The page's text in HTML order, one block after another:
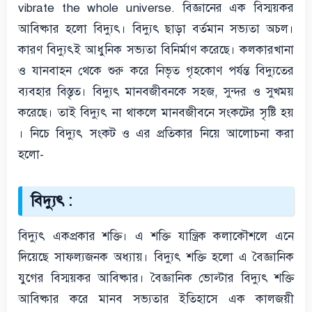
vibrate the whole universe. বিজ্ঞানের এক বিস্ময়কর
আবিষ্কার হলো বিদ্যুৎ। বিদ্যুৎ ছাড়া বর্তমান সভ্যতা অচল।
কারণ বিদ্যুৎই আধুনিক সভ্যতা বিনির্মাণ করেছে। কলকারখানা
ও যানবাহন থেকে শুরু করে নিভৃত গৃহকোণ পর্যন্ত বিদ্যুতের
ব্যবহার বিস্তৃত। বিদ্যুৎ মানবজীবনকে সহজ, সুন্দর ও সুখময়
করেছে। তাই বিদ্যুৎ না থাকলে মানবজীবনে সংকটের সৃষ্টি হয়
। নিচে বিদ্যুৎ সংকট ও এর প্রতিকার নিয়ে আলোচনা করা
হলো-
বিদ্যুৎ :
বিদ্যুৎ একপ্রকার শক্তি। এ শক্তি যান্ত্রিক কলাকৌশলে এনে
দিয়েছে সাফল্যজনক অধ্যায়। বিদ্যুৎ শক্তি হলো এ বৈজ্ঞানিক
যুগের বিস্ময়কর আবিষ্কার। বৈজ্ঞানিক ভোল্টার বিদ্যুৎ শক্তি
আবিষ্কার করে মানব সভ্যতার ইতিহাসে এক কালজয়ী